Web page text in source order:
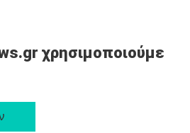
χρησιμοποιούμε